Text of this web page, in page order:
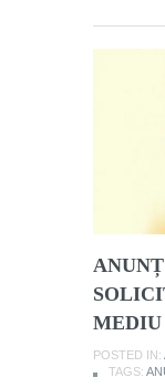
MEDIU
POSTED IN:
TAGS: